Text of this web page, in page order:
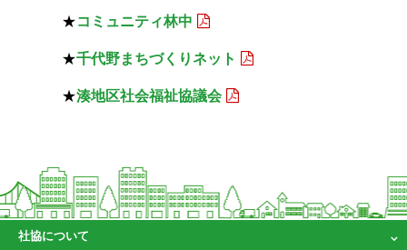
★コミュニティ林中
★千代野まちづくりネット
★湊地区社会福祉協議会
社協について